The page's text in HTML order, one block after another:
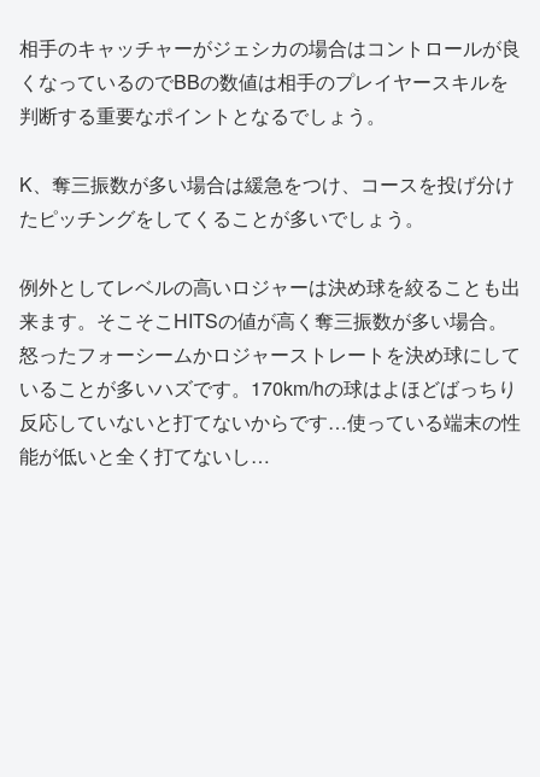
相手のキャッチャーがジェシカの場合はコントロールが良
くなっているのでBBの数値は相手のプレイヤースキルを
判断する重要なポイントとなるでしょう。
K、奪三振数が多い場合は緩急をつけ、コースを投げ分け
たピッチングをしてくることが多いでしょう。
例外としてレベルの高いロジャーは決め球を絞ることも出
来ます。そこそこHITSの値が高く奪三振数が多い場合。
怒ったフォーシームかロジャーストレートを決め球にして
いることが多いハズです。170km/hの球はよほどばっちり
反応していないと打てないからです…使っている端末の性
能が低いと全く打てないし…